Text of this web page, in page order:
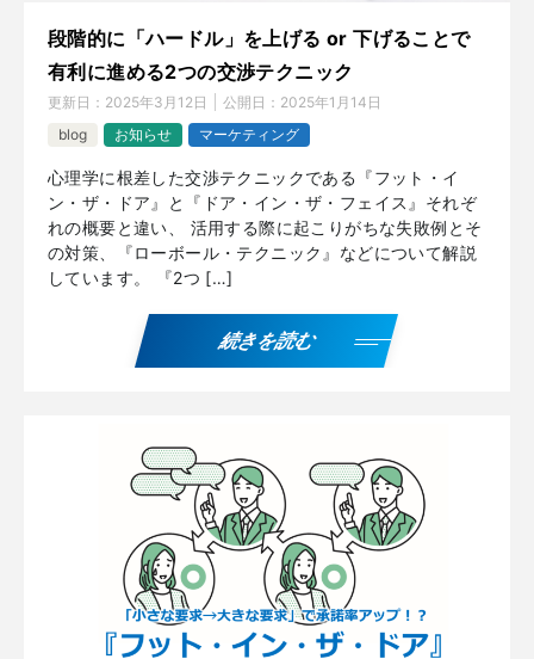
段階的に「ハードル」を上げる or 下げることで
有利に進める2つの交渉テクニック
更新日： 2025年3月12日 公開日： 2025年1月14日
blog
お知らせ マーケティング
心理学に根差した交渉テクニックである『フット・イ
ン・ザ・ドア』と『ドア・イン・ザ・フェイス』それぞ
れの概要と違い、 活用する際に起こりがちな失敗例とそ
の対策、『ローボール・テクニック』などについて解説
しています。 『2つ […]
続きを読む